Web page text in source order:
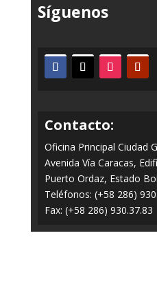
Síguenos
Contacto:
Oficina Principal Ciudad
Avenida Vía Caracas,
Puerto Ordaz, Estado
Teléfonos: (+58 286)
Fax: (+58 286) 930.37.83